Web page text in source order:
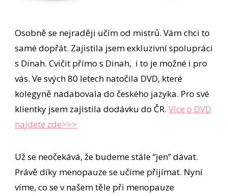
Osobně se nejraději učím od mistrů. Vám chci to
samé dopřát. Zajistila jsem exkluzivní spolupráci
s Dinah. Cvičit přímo s Dinah, i to je možné i pro
vás. Ve svých 80 letech natočila DVD, které
kolegyně nadabovala do českého jazyka. Pro své
klientky jsem zajistila dodávku do ČR.Více o DVD
najdete zde>>>
Už se neočekává, že budeme stále “jen” dávat.
Právě díky menopauze se učíme přijímat. Nyní
víme, co se v našem těle při menopauze